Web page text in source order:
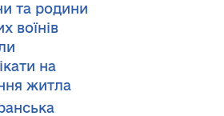
та родини
воїнів
на
житла